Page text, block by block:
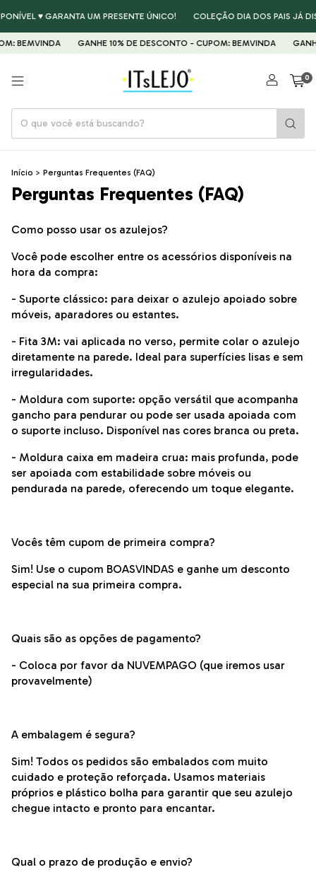
♥ GARANTA UM PRESENTE ÚNICO! COLEÇÃO DIA DOS PAIS JÁ
BEMVINDA GANHE 10% DE DESCONTO - CUPOM: BEMVINDA
0
Início > Perguntas Frequentes (FAQ)
Perguntas Frequentes (FAQ)
Como posso usar os azulejos?
Você pode escolher entre os acessórios disponíveis na
hora da compra:
- Suporte clássico: para deixar o azulejo apoiado sobre
móveis, aparadores ou estantes.
- Fita 3M: vai aplicada no verso, permite colar o azulejo
diretamente na parede. Ideal para superfícies lisas e sem
irregularidades.
- Moldura com suporte: opção versátil que acompanha
gancho para pendurar ou pode ser usada apoiada com
o suporte incluso. Disponível nas cores branca ou preta.
- Moldura caixa em madeira crua: mais profunda, pode
ser apoiada com estabilidade sobre móveis ou
pendurada na parede, oferecendo um toque elegante.
Vocês têm cupom de primeira compra?
Sim! Use o cupom BOASVINDAS e ganhe um desconto
especial na sua primeira compra.
Quais são as opções de pagamento?
- Coloca por favor da NUVEMPAGO (que iremos usar
provavelmente)
A embalagem é segura?
Sim! Todos os pedidos são embalados com muito
cuidado e proteção reforçada. Usamos materiais
próprios e plástico bolha para garantir que seu azulejo
chegue intacto e pronto para encantar.
Qual o prazo de produção e envio?